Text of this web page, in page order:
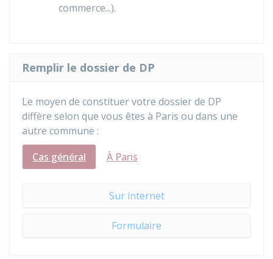
commerce...).
Remplir le dossier de DP
Le moyen de constituer votre dossier de DP
diffère selon que vous êtes à Paris ou dans une
autre commune :
Cas général
À Paris
Sur internet
Formulaire